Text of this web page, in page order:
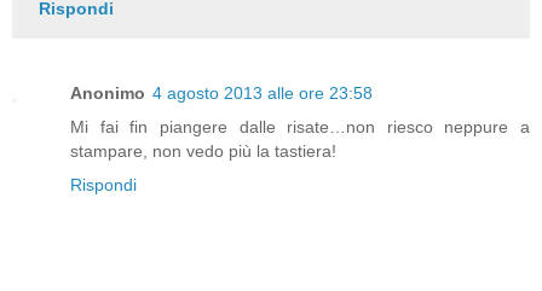
Rispondi
Anonimo 4 agosto 2013 alle ore 23:58
Mi fai fin piangere dalle risate…non riesco neppure a
stampare, non vedo più la tastiera!
Rispondi